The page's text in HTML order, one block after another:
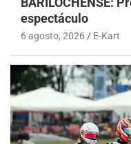
espectáculo
6 agosto, 2026 E-Kart